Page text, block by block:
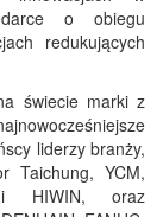
o obiegu
redukujących
świecie marki z
liderzy branży,
Taichung, YCM,
i HIWIN, oraz